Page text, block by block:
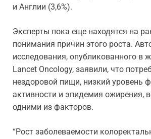
и Англии (3,6%).
Эксперты пока еще находятся на
понимания причин этого роста.
исследования, опубликованного в
Lancet Oncology, заявили, что
нездоровой пищи, низкий уровень
активности и эпидемия ожирения,
одними из факторов.
“Рост заболеваемости